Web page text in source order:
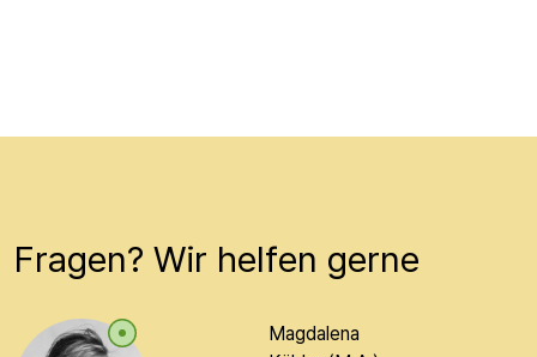
Fragen? Wir helfen gerne
Magdalena